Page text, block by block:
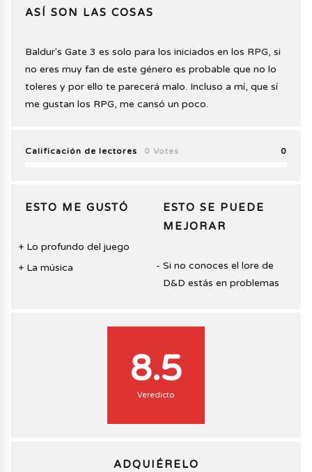
ASÍ SON LAS COSAS
Baldur's Gate 3 es solo para los iniciados en los RPG, si
no eres muy fan de este género es probable que no lo
toleres y por ello te parecerá malo. Incluso a mí, que sí
me gustan los RPG, me cansó un poco.
Calificación de lectores 0 Votes 0
ESTO ME GUSTÓ
Lo profundo del juego
La música
ESTO SE PUEDE
MEJORAR
Si no conoces el lore de
D&D estás en problemas
8.5
Veredicto
ADQUIÉRELO